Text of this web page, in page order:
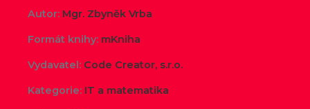
Autor: Mgr. Zbyněk Vrba
Formát knihy: mKniha
Vydavatel: Code Creator, s.r.o.
Kategorie: IT a matematika